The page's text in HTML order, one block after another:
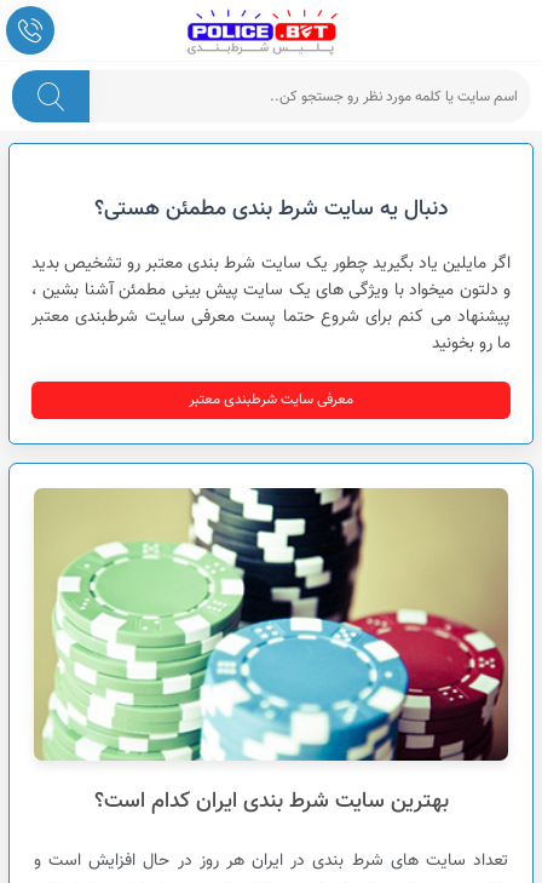
دنبال یه سایت شرط بندی مطمئن هستی؟
اگر مایلین یاد بگیرید چطور یک سایت شرط بندی معتبر رو تشخیص بدید
و دلتون میخواد با ویژگی های یک سایت پیش بینی مطمئن آشنا بشین ،
پیشنهاد می کنم برای شروع حتما پست معرفی سایت شرطبندی معتبر
ما رو بخونید
معرفی سایت شرطبندی معتبر
بهترین سایت شرط بندی ایران کدام است؟
تعداد سایت های شرط بندی در ایران هر روز در حال افزایش است و